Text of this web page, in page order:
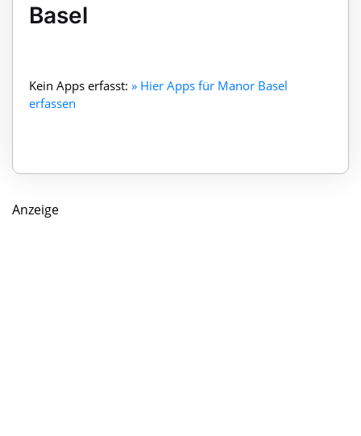
Basel
Kein Apps erfasst: » Hier Apps für Manor Basel
erfassen
Anzeige